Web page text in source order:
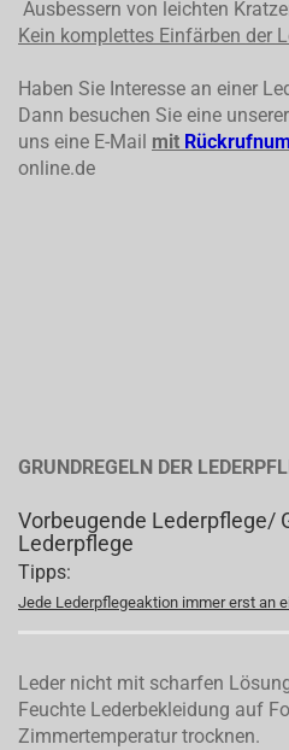
Ausbessern von leichten
Kein komplettes Einfärben der
Haben Sie Interesse an einer
Dann besuchen Sie eine
uns eine E-Mail mit
online.de
GRUNDREGELN DER
Vorbeugende Lederpflege/
Lederpflege
Tipps:
Jede Lederpflegeaktion immer erst an
Leder nicht mit scharfen
Feuchte Lederbekleidung auf
Zimmertemperatur trocknen.